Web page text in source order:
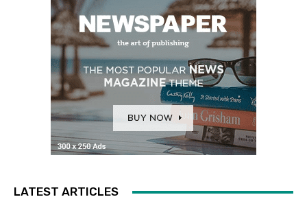
LATEST ARTICLES